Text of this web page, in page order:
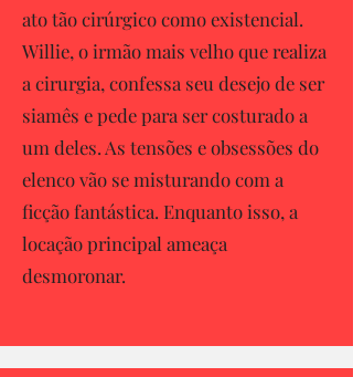
ato tão cirúrgico como existencial.
Willie, o irmão mais velho que realiza
a cirurgia, confessa seu desejo de ser
siamês e pede para ser costurado a
um deles. As tensões e obsessões do
elenco vão se misturando com a
ficção fantástica. Enquanto isso, a
locação principal ameaça
desmoronar.